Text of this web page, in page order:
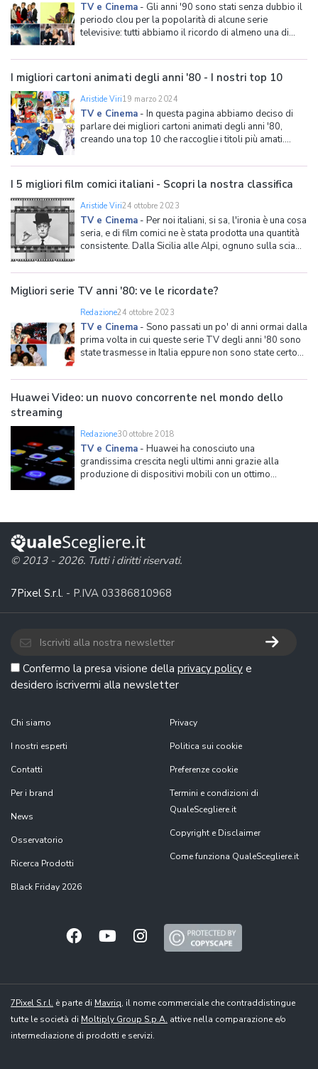
TV e Cinema - Gli anni '90 sono stati senza dubbio il
periodo clou per la popolarità di alcune serie
televisive: tutti abbiamo il ricordo di almeno una di
episodio, anche per numerosi anni e a cui ci siamo
appassionati profondamente! Alcune di queste serie
TV
I migliori cartoni animati degli anni '80 - I nostri top 10
Aristide Viri19 marzo 2024
TV e Cinema - In questa pagina abbiamo deciso di
parlare dei migliori cartoni animati degli anni '80,
creando una top 10 che raccoglie i titoli più amati.
preparatevi a rivivere insieme a noi quelle magiche
atmosfere di qualche tempo fa. Il duplice scopo di
questa pa
I 5 migliori film comici italiani - Scopri la nostra classifica
Aristide Viri24 ottobre 2023
TV e Cinema - Per noi italiani, si sa, l'ironia è una cosa
seria, e di film comici ne è stata prodotta una quantità
consistente. Dalla Sicilia alle Alpi, ognuno sulla scia
personaggi o, ancora meglio, vere e proprie maschere
che vivranno per se
Migliori serie TV anni '80: ve le ricordate?
Redazione24 ottobre 2023
TV e Cinema - Sono passati un po' di anni ormai dalla
prima volta in cui queste serie TV degli anni '80 sono
state trasmesse in Italia eppure non sono state certo
invece sono cresciuti con le action-series, come A-
Team e MacGyver, oppure con le simpatiche
Huawei Video: un nuovo concorrente nel mondo dello
streaming
Redazione30 ottobre 2018
TV e Cinema - Huawei ha conosciuto una
grandissima crescita negli ultimi anni grazie alla
produzione di dispositivi mobili con un ottimo
colosso cinese estende i suoi ser
© 2013 - 2026. Tutti i diritti riservati.
7Pixel S.r.l. - P.IVA 03386810968
Confermo la presa visione della privacy policy e
desidero iscrivermi alla newsletter
Chi siamo
I nostri esperti
Contatti
Per i brand
News
Osservatorio
Ricerca Prodotti
Black Friday 2026
Privacy
Politica sui cookie
Preferenze cookie
Termini e condizioni di
QualeScegliere.it
Copyright e Disclaimer
Come funziona QualeScegliere.it
7Pixel S.r.l. è parte di Mavriq, il nome commerciale che contraddistingue
tutte le società di Moltiply Group S.p.A. attive nella comparazione e/o
intermediazione di prodotti e servizi.